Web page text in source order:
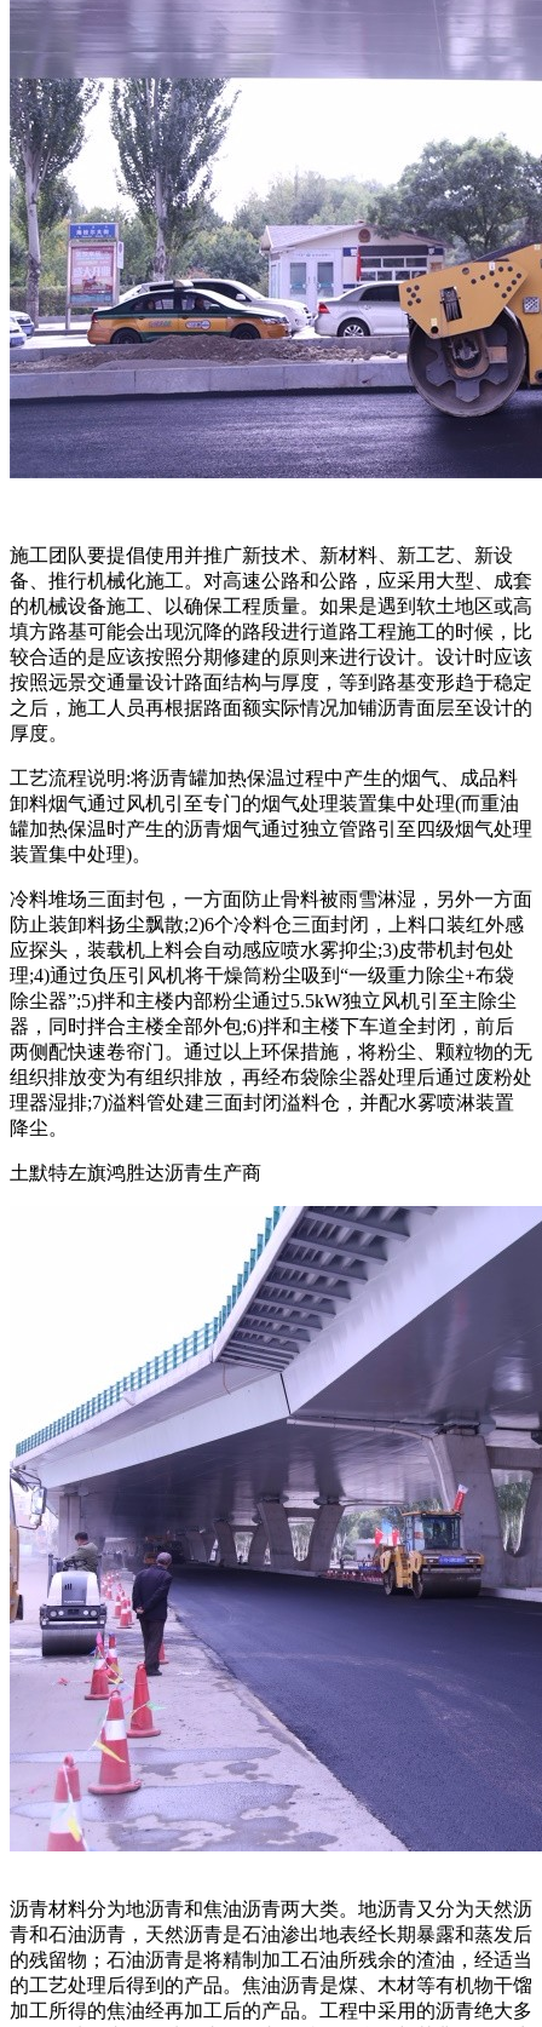
施工团队要提倡使用并推广新技术、新材料、新工艺、新设
备、推行机械化施工。对高速公路和公路，应采用大型、成套
的机械设备施工、以确保工程质量。如果是遇到软土地区或高
填方路基可能会出现沉降的路段进行道路工程施工的时候，比
较合适的是应该按照分期修建的原则来进行设计。设计时应该
按照远景交通量设计路面结构与厚度，等到路基变形趋于稳定
之后，施工人员再根据路面额实际情况加铺沥青面层至设计的
厚度。
工艺流程说明:将沥青罐加热保温过程中产生的烟气、成品料
卸料烟气通过风机引至专门的烟气处理装置集中处理(而重油
罐加热保温时产生的沥青烟气通过独立管路引至四级烟气处理
装置集中处理)。
冷料堆场三面封包，一方面防止骨料被雨雪淋湿，另外一方面
防止装卸料扬尘飘散;2)6个冷料仓三面封闭，上料口装红外感
应探头，装载机上料会自动感应喷水雾抑尘;3)皮带机封包处
理;4)通过负压引风机将干燥筒粉尘吸到“一级重力除尘+布袋
除尘器”;5)拌和主楼内部粉尘通过5.5kW独立风机引至主除尘
器，同时拌合主楼全部外包;6)拌和主楼下车道全封闭，前后
两侧配快速卷帘门。通过以上环保措施，将粉尘、颗粒物的无
组织排放变为有组织排放，再经布袋除尘器处理后通过废粉处
理器湿排;7)溢料管处建三面封闭溢料仓，并配水雾喷淋装置
降尘。
土默特左旗鸿胜达沥青生产商
沥青材料分为地沥青和焦油沥青两大类。地沥青又分为天然沥
青和石油沥青，天然沥青是石油渗出地表经长期暴露和蒸发后
的残留物；石油沥青是将精制加工石油所残余的渣油，经适当
的工艺处理后得到的产品。焦油沥青是煤、木材等有机物干馏
加工所得的焦油经再加工后的产品。工程中采用的沥青绝大多